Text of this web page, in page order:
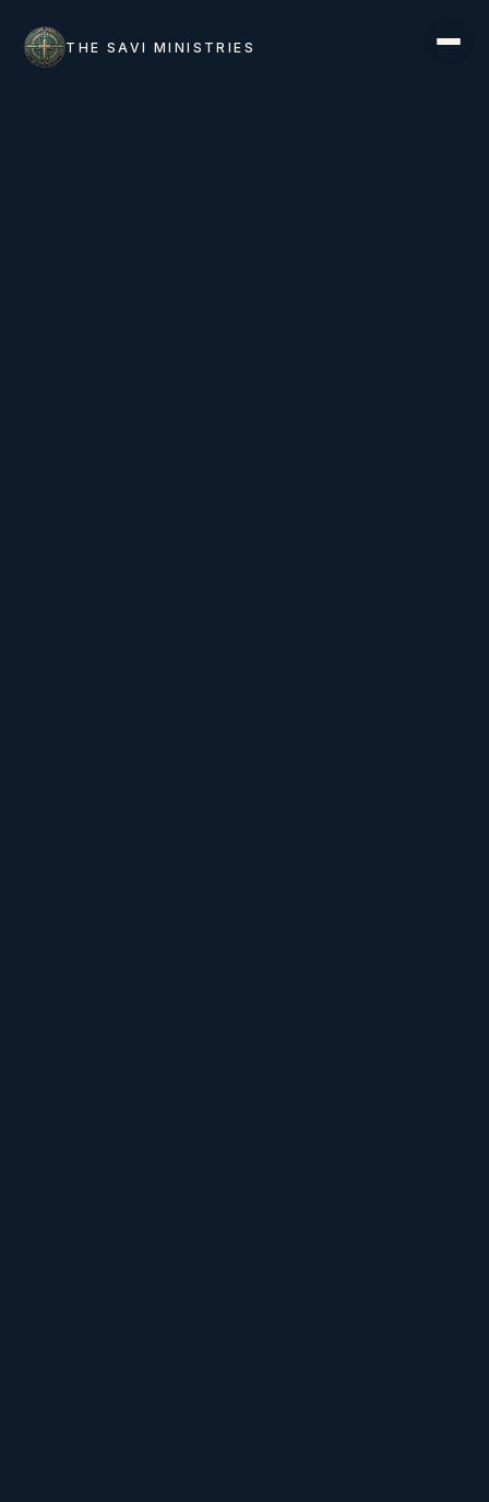
THE SAVI MINISTRIES